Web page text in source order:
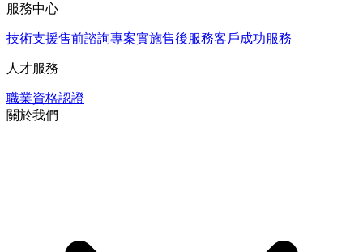
服務中心
技術支援售前諮詢專案實施售後服務客戶成功服務
人才服務
職業資格認證
關於我們